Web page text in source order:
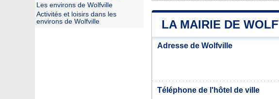
LA MAIRIE DE
Adresse de Wolfville
Téléphone de l'hôtel de ville
Les environs de Wolfville
Activités et loisirs dans les
environs de Wolfville